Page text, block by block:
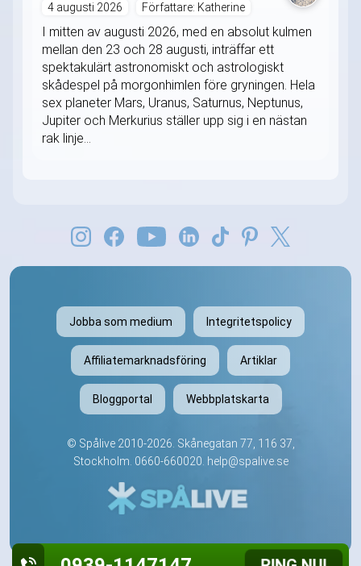
4 augusti 2026 Författare: Katherine
I mitten av augusti 2026, med en absolut kulmen
mellan den 23 och 28 augusti, inträffar ett
spektakulärt astronomiskt och astrologiskt
skådespel på morgonhimlen före gryningen. Hela
sex planeter Mars, Uranus, Saturnus, Neptunus,
Jupiter och Merkurius ställer upp sig i en nästan
rak linje...
Jobba som medium Integritetspolicy
Affiliatemarknadsföring Artiklar
Bloggportal Webbplatskarta
© Spålive2010-2026. Skånegatan 77, 116 37,
Stockholm. 0660-660020. help@spalive.se